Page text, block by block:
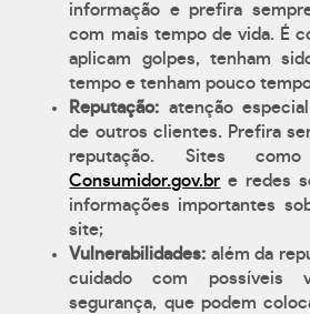
informação e prefira
com mais tempo de vida. É
aplicam golpes, tenham
tempo e tenham pouco
Reputação: atenção
de outros clientes. Prefira
reputação. Sites
Consumidor.gov.br e redes
informações importantes
site;
Vulnerabilidades: além da
cuidado com possíveis
segurança, que podem